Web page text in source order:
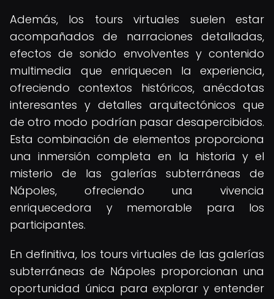
Además, los tours virtuales suelen estar
acompañados de narraciones detalladas,
efectos de sonido envolventes y contenido
multimedia que enriquecen la experiencia,
ofreciendo contextos históricos, anécdotas
interesantes y detalles arquitectónicos que
de otro modo podrían pasar desapercibidos.
Esta combinación de elementos proporciona
una inmersión completa en la historia y el
misterio de las galerías subterráneas de
Nápoles, ofreciendo una vivencia
enriquecedora y memorable para los
participantes.
En definitiva, los tours virtuales de las galerías
subterráneas de Nápoles proporcionan una
oportunidad única para explorar y entender